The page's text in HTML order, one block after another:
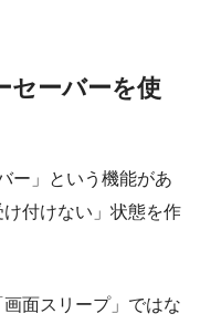
セーバーを使
ー」という機能があ
付けない」状態を作
面スリープ」ではな